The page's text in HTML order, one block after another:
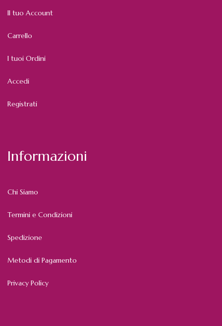
Il tuo Account
Carrello
I tuoi Ordini
Accedi
Registrati
Informazioni
Chi Siamo
Termini e Condizioni
Spedizione
Metodi di Pagamento
Privacy Policy